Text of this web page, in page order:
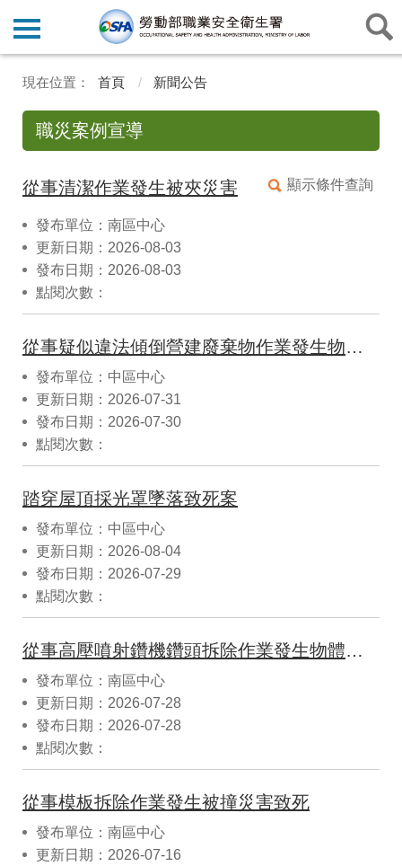
首頁 新聞公告
職災案例宣導
顯示條件查詢
從事清潔作業發生被夾災害
發布單位：南區中心
更新日期：2026-08-03
發布日期：2026-08-03
點閱次數：
從事疑似違法傾倒營建廢棄物作業發生物體倒塌致死災害
發布單位：中區中心
更新日期：2026-07-31
發布日期：2026-07-30
點閱次數：
踏穿屋頂採光罩墜落致死案
發布單位：中區中心
更新日期：2026-08-04
發布日期：2026-07-29
點閱次數：
從事高壓噴射鑽機鑽頭拆除作業發生物體飛落致死災害
發布單位：南區中心
更新日期：2026-07-28
發布日期：2026-07-28
點閱次數：
從事模板拆除作業發生被撞災害致死
發布單位：南區中心
更新日期：2026-07-16